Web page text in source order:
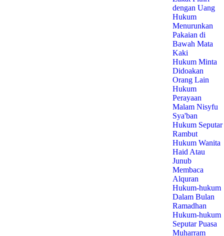
dengan Uang
Hukum
Menurunkan
Pakaian di
Bawah Mata
Kaki
Hukum Minta
Didoakan
Orang Lain
Hukum
Perayaan
Malam Nisyfu
Sya'ban
Hukum Seputar
Rambut
Hukum Wanita
Haid Atau
Junub
Membaca
Alquran
Hukum-hukum
Dalam Bulan
Ramadhan
Hukum-hukum
Seputar Puasa
Muharram